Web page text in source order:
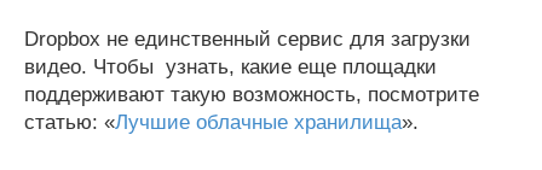
Dropbox не единственный сервис для загрузки
видео. Чтобы узнать, какие еще площадки
поддерживают такую возможность, посмотрите
статью: «Лучшие облачные хранилища».